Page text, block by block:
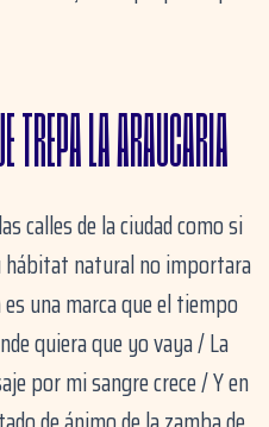
TREPA LA ARAUCARIA
calles de la ciudad como si
hábitat natural no importara
una marca que el tiempo
quiera que yo vaya / La
por mi sangre crece / Y en